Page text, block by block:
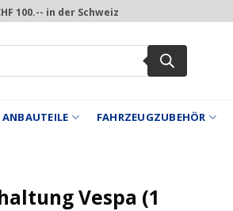
100.-- in der Schweiz
FAHRZEUGZUBEHÖR
Vespa (1